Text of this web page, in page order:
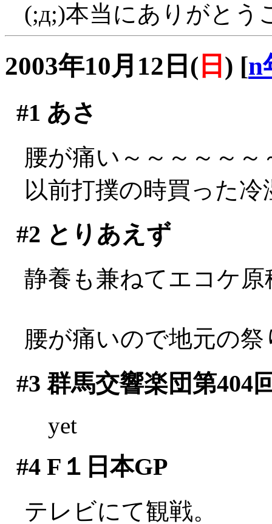
(;д;)本当にありがとう
2003年10月12日( 日 ) [n
#1 あさ
腰が痛い～～～～～～
以前打撲の時買った
#2 とりあえず
静養も兼ねてエコケ
腰が痛いので地元の
#3 群馬交響楽団第404
yet
#4F１日本GP
テレビにて観戦。